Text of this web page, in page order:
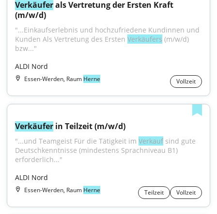
Verkäufer als Vertretung der Ersten Kraft
(m/w/d)
"...Einkaufserlebnis und hochzufriedene Kundinnen und
Kunden Als Vertretung des Ersten Verkäufers (m/w/d)
bzw..."
ALDI Nord
Essen-Werden, Raum Herne Vollzeit
Verkäufer in Teilzeit (m/w/d)
"...und Teamgeist Für die Tätigkeit im Verkauf sind gute
Deutschkenntnisse (mindestens Sprachniveau B1)
erforderlich..."
ALDI Nord
Essen-Werden, Raum Herne Teilzeit Vollzeit